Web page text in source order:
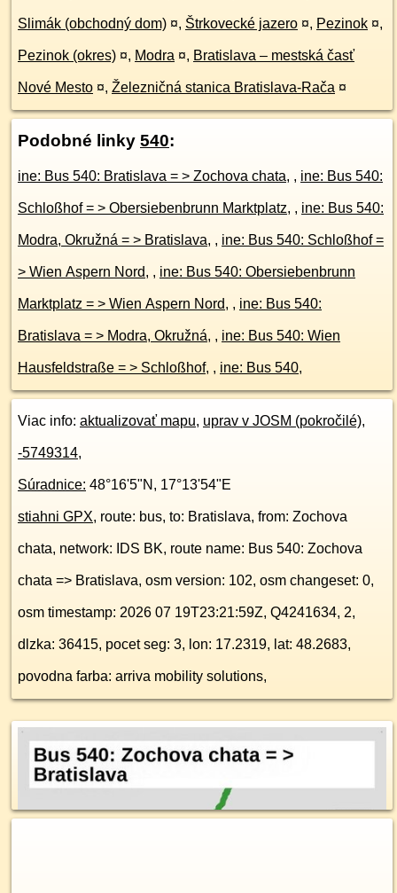
Slimák (obchodný dom) ¤, Štrkovecké jazero ¤, Pezinok ¤,
Pezinok (okres) ¤, Modra ¤, Bratislava – mestská časť
Nové Mesto ¤, Železničná stanica Bratislava-Rača ¤
Podobné linky 540:
ine: Bus 540: Bratislava = > Zochova chata, , ine: Bus 540:
Schloßhof = > Obersiebenbrunn Marktplatz, , ine: Bus 540:
Modra, Okružná = > Bratislava, , ine: Bus 540: Schloßhof =
> Wien Aspern Nord, , ine: Bus 540: Obersiebenbrunn
Marktplatz = > Wien Aspern Nord, , ine: Bus 540:
Bratislava = > Modra, Okružná, , ine: Bus 540: Wien
Hausfeldstraße = > Schloßhof, , ine: Bus 540,
Viac info: aktualizovať mapu, uprav v JOSM (pokročilé),
-5749314,
Súradnice: 48°16'5"N , 17°13'54"E
stiahni GPX, route: bus, to: Bratislava, from: Zochova
chata, network: IDS BK, route name: Bus 540: Zochova
chata => Bratislava, osm version: 102, osm changeset: 0,
osm timestamp: 2026 07 19T23:21:59Z, Q4241634, 2,
dlzka: 36415, pocet seg: 3, lon: 17.2319, lat: 48.2683,
povodna farba: arriva mobility solutions,